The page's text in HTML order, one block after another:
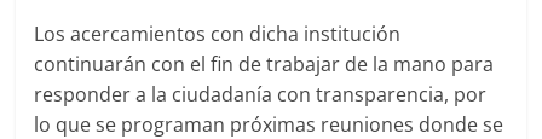
Los acercamientos con dicha institución
continuarán con el fin de trabajar de la mano para
responder a la ciudadanía con transparencia, por
lo que se programan próximas reuniones donde se